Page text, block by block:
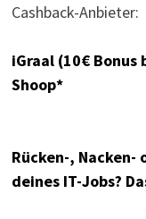
Cashback-Anbieter:
iGraal (10€
Shoop*
Rücken-,
deines IT-Jobs?